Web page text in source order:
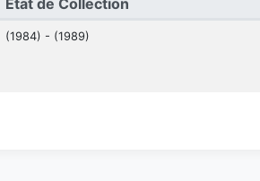
Etat de Collection
(1984) - (1989)